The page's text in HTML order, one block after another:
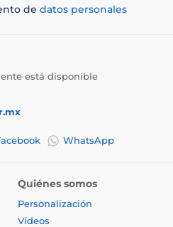
de datos personales
está disponible
WhatsApp
Quiénes somos
Personalización
Vídeos